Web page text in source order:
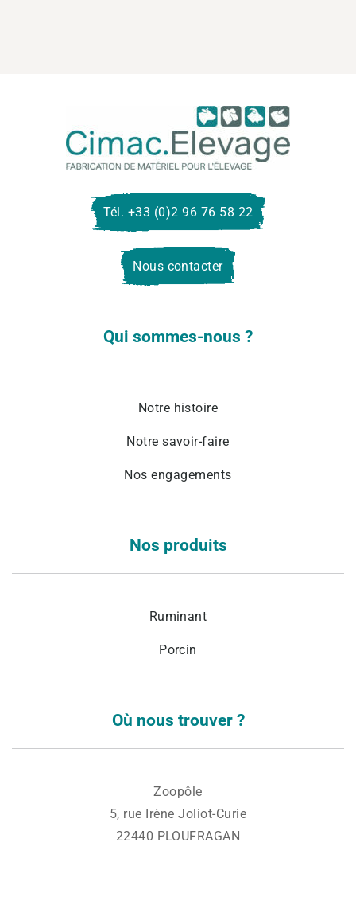
Tél. +33 (0)2 96 76 58 22
Nous contacter
Qui sommes-nous ?
Notre histoire
Notre savoir-faire
Nos engagements
Nos produits
Ruminant
Porcin
Où nous trouver ?
Zoopôle
5, rue Irène Joliot-Curie
22440 PLOUFRAGAN